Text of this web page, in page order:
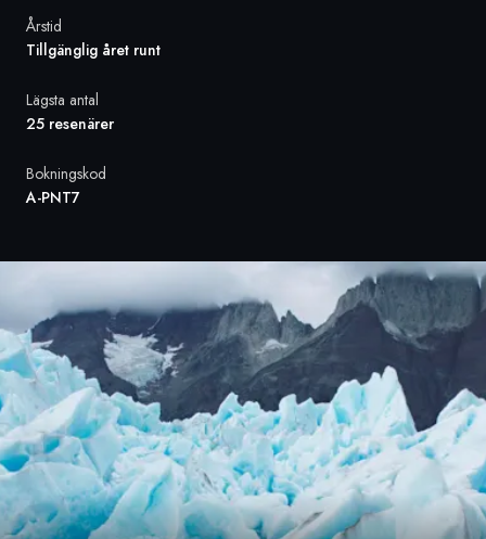
Norge
Årstid
Tillgänglig året runt
Lägsta antal
25 resenärer
Bokningskod
A-PNT7